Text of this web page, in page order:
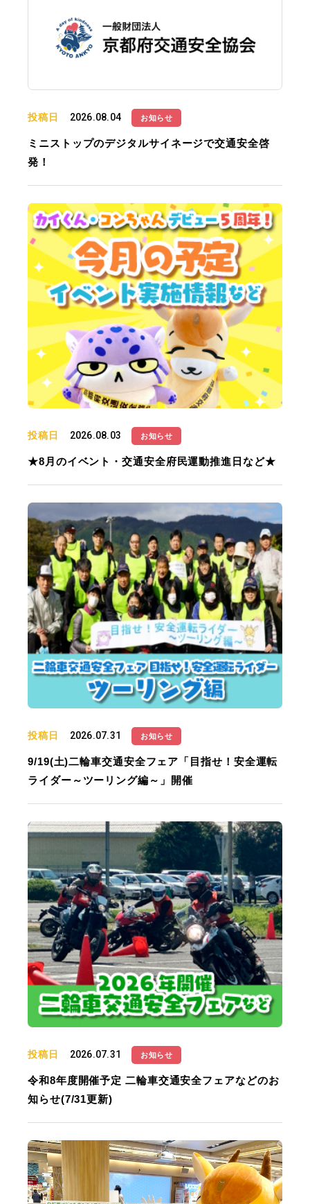
投稿日 2026.08.04 お知らせ
ミニストップのデジタルサイネージで交通安全啓
発！
投稿日 2026.08.03 お知らせ
★8月のイベント・交通安全府民運動推進日など★
投稿日 2026.07.31 お知らせ
9/19(土)二輪車交通安全フェア「目指せ！安全運転
ライダー～ツーリング編～」開催
投稿日 2026.07.31 お知らせ
令和8年度開催予定 二輪車交通安全フェアなどのお
知らせ(7/31更新)